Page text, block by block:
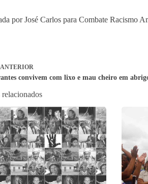
por José Carlos para Combate Racismo
convivem com lixo e mau cheiro em
relacionados